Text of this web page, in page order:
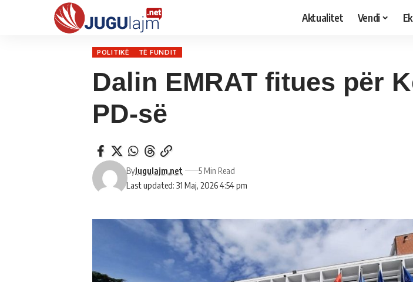
Aktualitet Vendi
POLITIKË TË FUNDIT
Dalin EMRAT fitues për
PD-së
Last updated: 31 Maj, 2026 4:54 pm
ByJugulajm.net 5 Min Read